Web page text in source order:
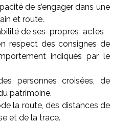
de s’engager dans une
et route.
de ses propres actes
respect des consignes de
indiqués par le
personnes croisées, de
patrimoine.
la route, des distances de
et de la trace.